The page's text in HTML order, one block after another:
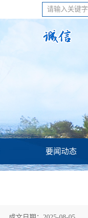
请输入关键字
要闻动态